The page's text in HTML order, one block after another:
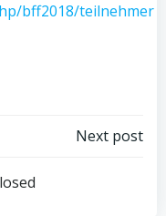
bff2018/teilnehmer
Next post